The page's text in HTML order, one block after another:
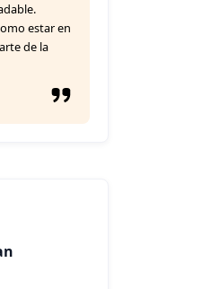
estar en
de la